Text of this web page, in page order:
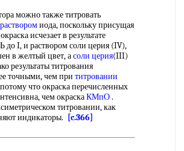
можно также титровать
иода, поскольку присущая
исчезает в результате
до I, и раствором соли церия (IV),
в желтый цвет, асоли церия(III)
результаты титрования
точными, чем при титровании
что окраска перечисленных
чем окраскаКМпО.
титровании, как
индикаторы.
[c.366]